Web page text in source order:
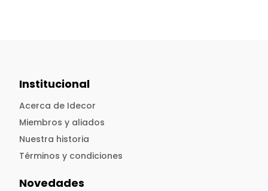
Institucional
Acerca de Idecor
Miembros y aliados
Nuestra historia
Términos y condiciones
Novedades